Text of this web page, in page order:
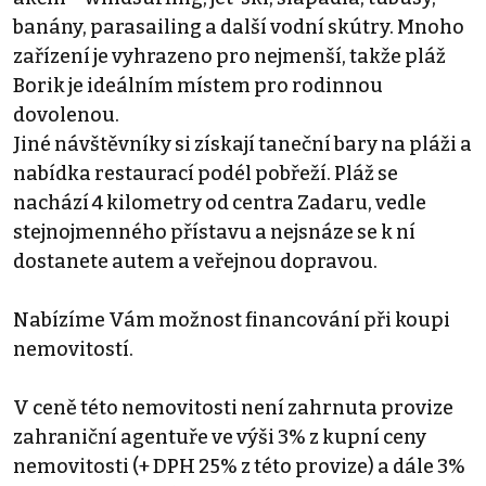
banány, parasailing a další vodní skútry. Mnoho
zařízení je vyhrazeno pro nejmenší, takže pláž
Borik je ideálním místem pro rodinnou
dovolenou.
Jiné návštěvníky si získají taneční bary na pláži a
nabídka restaurací podél pobřeží. Pláž se
nachází 4 kilometry od centra Zadaru, vedle
stejnojmenného přístavu a nejsnáze se k ní
dostanete autem a veřejnou dopravou.
Nabízíme Vám možnost financování při koupi
nemovitostí.
V ceně této nemovitosti není zahrnuta provize
zahraniční agentuře ve výši 3% z kupní ceny
nemovitosti (+ DPH 25% z této provize) a dále 3%